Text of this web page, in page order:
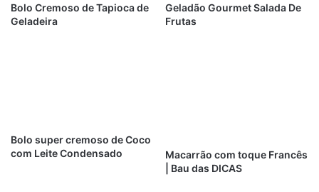
Bolo Cremoso de Tapioca de
Geladeira
Geladão Gourmet Salada De
Frutas
Bolo super cremoso de Coco
com Leite Condensado
Macarrão com toque Francês
| Bau das DICAS